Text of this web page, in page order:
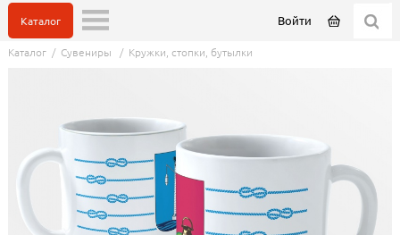
Войти
Каталог
Каталог/ Сувениры / Кружки, стопки, бутылки